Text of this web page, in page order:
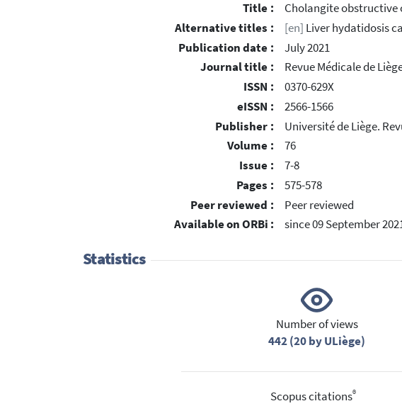
Title :
Cholangite obstructive
Alternative titles :
[en] Liver hydatidosis
Publication date :
July 2021
Journal title :
Revue Médicale de
ISSN :
0370-629X
eISSN :
2566-1566
Publisher :
Université de Liège.
Volume :
76
Issue :
7-8
Pages :
575-578
Peer reviewed :
Peer reviewed
Available on ORBi :
since 09 September
Statistics
Number of views
442 (20 by ULiège)
Scopus citations®